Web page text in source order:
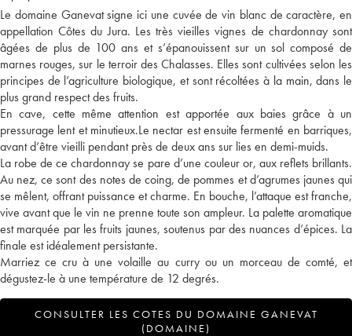
Le domaine Ganevat signe ici une cuvée de vin blanc de caractère, en
appellation Côtes du Jura. Les très vieilles vignes de chardonnay sont
âgées de plus de 100 ans et s’épanouissent sur un sol composé de
marnes rouges, sur le terroir des Chalasses. Elles sont cultivées selon les
principes de l’agriculture biologique, et sont récoltées à la main, dans le
plus grand respect des fruits.
En cave, cette même attention est apportée aux baies grâce à un
pressurage lent et minutieux.Le nectar est ensuite fermenté en barriques,
avant d’être vieilli pendant près de deux ans sur lies en demi-muids.
La robe de ce chardonnay se pare d’une couleur or, aux reflets brillants.
Au nez, ce sont des notes de coing, de pommes et d’agrumes jaunes qui
se mêlent, offrant puissance et charme. En bouche, l’attaque est franche,
vive avant que le vin ne prenne toute son ampleur. La palette aromatique
est marquée par les fruits jaunes, soutenus par des nuances d’épices. La
finale est idéalement persistante.
Marriez ce cru à une volaille au curry ou un morceau de comté, et
dégustez-le à une température de 12 degrés.
CONSULTER LES COTES DU DOMAINE GANEVAT
(DOMAINE)